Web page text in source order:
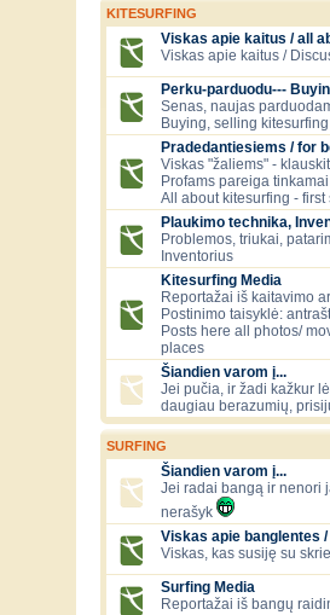
KITESURFING
Viskas apie kaitus / all
Viskas apie kaitus /
Perku-parduodu---
Senas, naujas
Buying, selling
Pradedantiesiems / for
Viskas "žaliems" -
Profams pareiga
All about kitesurfing - first
Plaukimo technika,
Problemos, triukai,
Inventorius
Kitesurfing Media
Reportažai iš kaitavimo
Postinimo taisyklė:
Posts here all photos/
places
Šiandien varom į...
Jei pučia, ir žadi kažkur
daugiau berazumių,
SURFING
Šiandien varom į...
Jei radai bangą ir nenori
nerašyk
Viskas apie banglentes
Viskas, kas susiję su
Surfing Media
Reportažai iš bangų